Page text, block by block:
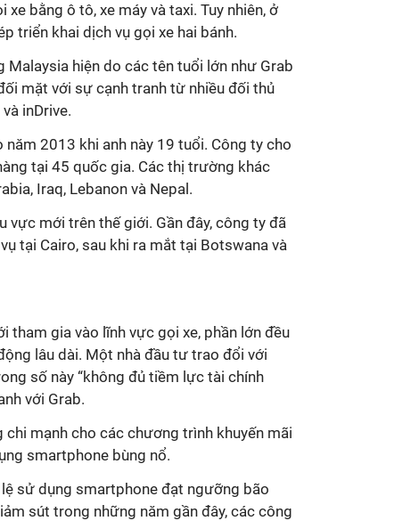
bằng ô tô, xe máy và taxi. Tuy nhiên, ở
triển khai dịch vụ gọi xe hai bánh.
Malaysia hiện do các tên tuổi lớn như Grab
mặt với sự cạnh tranh từ nhiều đối thủ
inDrive.
2013 khi anh này 19 tuổi. Công ty cho
tại 45 quốc gia. Các thị trường khác
Iraq, Lebanon và Nepal.
vực mới trên thế giới. Gần đây, công ty đã
tại Cairo, sau khi ra mắt tại Botswana và
tham gia vào lĩnh vực gọi xe, phần lớn đều
lâu dài. Một nhà đầu tư trao đổi với
số này “không đủ tiềm lực tài chính
với Grab.
mạnh cho các chương trình khuyến mãi
smartphone bùng nổ.
sử dụng smartphone đạt ngưỡng bão
sút trong những năm gần đây, các công